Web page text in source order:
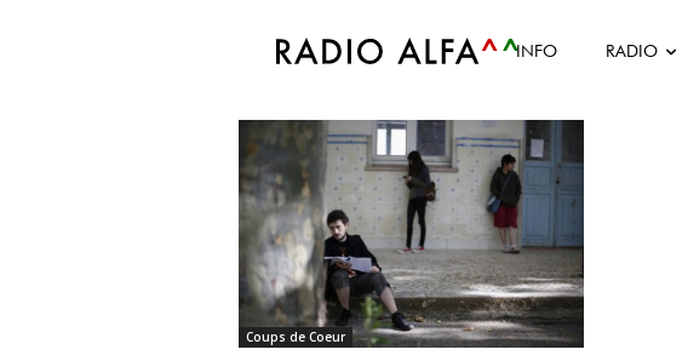
INFO RADIO
Accueil Tags Vocabulário
Tag: Vocabulário
Coups de Coeur